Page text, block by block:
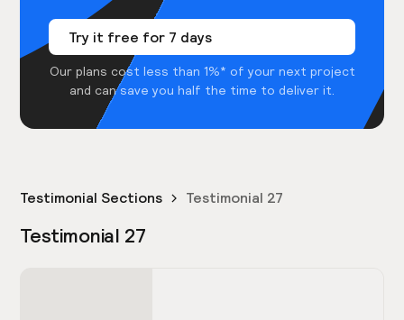
Try it free for 7 days
Our plans cost less than 1%* of your next project
and can save you half the time to deliver it.
Testimonial Sections Testimonial 27
Testimonial 27